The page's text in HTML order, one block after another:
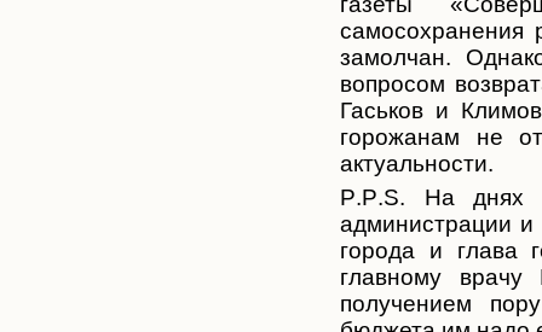
самосохранения
замолчан.
вопросом
Гаськов и
горожанам не
актуальности.
P.P.S. На днях
администрации
города и глава
главному
получением